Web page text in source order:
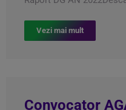
Vezi mai mult
Convocator